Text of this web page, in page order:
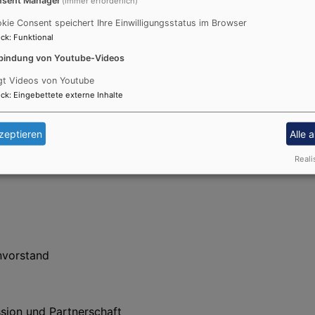
und Gleichstellung
Prävention
und Partnerschaft
Consent speichert Ihre Einwilligungsstatus im Browser
: Funktional
von Youtube-Videos
Videos von Youtube
: Eingebettete externe Inhalte
Alle